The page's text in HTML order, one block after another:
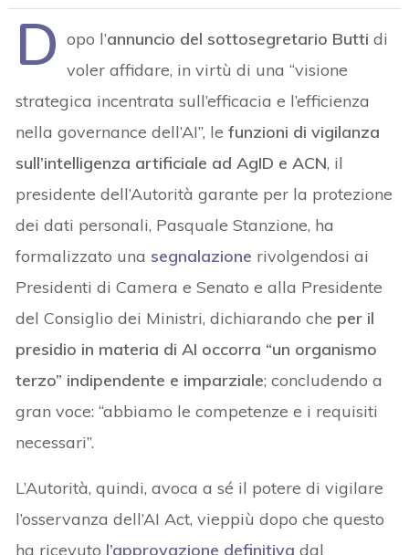
D opo l’annuncio del sottosegretario Butti di
voler affidare, in virtù di una “visione
strategica incentrata sull’efficacia e l’efficienza
nella governance dell’AI”, lefunzioni di vigilanza
sull’intelligenza artificiale ad AgID e ACN, il
presidente dell’Autorità garante per la protezione
dei dati personali, Pasquale Stanzione, ha
formalizzato una segnalazione rivolgendosi ai
Presidenti di Camera e Senato e alla Presidente
del Consiglio dei Ministri, dichiarando che per il
presidio in materia di AI occorra “un organismo
terzo” indipendente e imparziale; concludendo a
gran voce: “abbiamo le competenze e i requisiti
necessari”.
L’Autorità, quindi, avoca a sé il potere di vigilare
l’osservanza dell’AI Act, vieppiù dopo che questo
ha ricevuto l’approvazione definitiva dal